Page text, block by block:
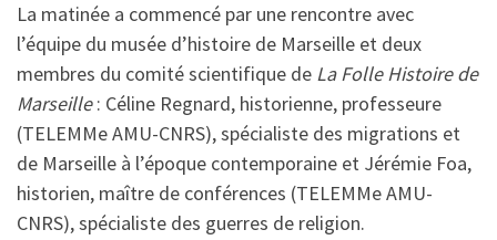
La matinée a commencé par une rencontre avec
l’équipe du musée d’histoire de Marseille et deux
membres du comité scientifique de La Folle Histoire de
Marseille: Céline Regnard, historienne, professeure
(TELEMMe AMU-CNRS), spécialiste des migrations et
de Marseille à l’époque contemporaine et Jérémie Foa,
historien, maître de conférences (TELEMMe AMU-
CNRS), spécialiste des guerres de religion.